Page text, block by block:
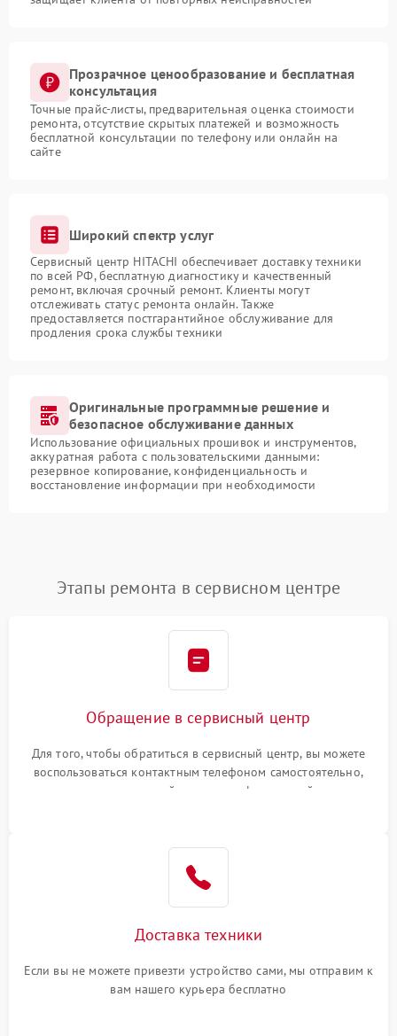
Прозрачное ценообразование и бесплатная
консультация
Точные прайс-листы, предварительная оценка стоимости
ремонта, отсутствие скрытых платежей и возможность
бесплатной консультации по телефону или онлайн на
сайте
Широкий спектр услуг
Сервисный центр HITACHI обеспечивает доставку техники
по всей РФ, бесплатную диагностику и качественный
ремонт, включая срочный ремонт. Клиенты могут
отслеживать статус ремонта онлайн. Также
предоставляется постгарантийное обслуживание для
продления срока службы техники
Оригинальные программные решение и
безопасное обслуживание данных
Использование официальных прошивок и инструментов,
аккуратная работа с пользовательскими данными:
резервное копирование, конфиденциальность и
восстановление информации при необходимости
Этапы ремонта в сервисном центре
Обращение в сервисный центр
Для того, чтобы обратиться в сервисный центр, вы можете
воспользоваться контактным телефоном самостоятельно,
или оставить свой номер телефона на сайте
Доставка техники
Если вы не можете привезти устройство сами, мы отправим к
вам нашего курьера бесплатно